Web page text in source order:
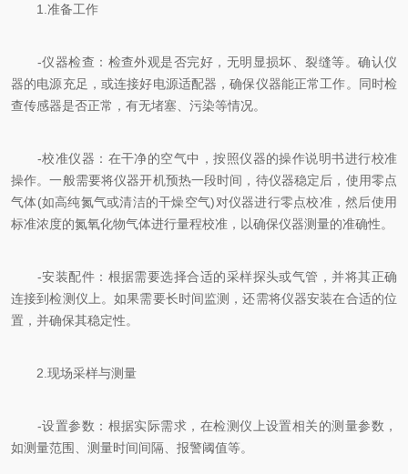
1.准备工作
-仪器检查：检查外观是否完好，无明显损坏、裂缝等。确认仪
器的电源充足，或连接好电源适配器，确保仪器能正常工作。同时检
查传感器是否正常，有无堵塞、污染等情况。
-校准仪器：在干净的空气中，按照仪器的操作说明书进行校准
操作。一般需要将仪器开机预热一段时间，待仪器稳定后，使用零点
气体(如高纯氮气或清洁的干燥空气)对仪器进行零点校准，然后使用
标准浓度的氮氧化物气体进行量程校准，以确保仪器测量的准确性。
-安装配件：根据需要选择合适的采样探头或气管，并将其正确
连接到检测仪上。如果需要长时间监测，还需将仪器安装在合适的位
置，并确保其稳定性。
2.现场采样与测量
-设置参数：根据实际需求，在检测仪上设置相关的测量参数，
如测量范围、测量时间间隔、报警阈值等。